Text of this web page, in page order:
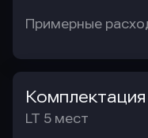
Примерные
Комплектация
LT 5 мест